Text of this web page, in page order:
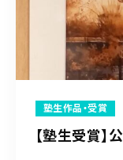
塾生作品・受賞
【塾生受賞】